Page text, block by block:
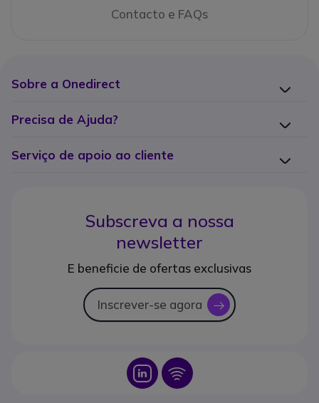
Contacto e FAQs
Sobre a Onedirect
Precisa de Ajuda?
Serviço de apoio ao cliente
Subscreva a nossa
newsletter
E beneficie de ofertas exclusivas
Inscrever-se agora icon
Icon Icon